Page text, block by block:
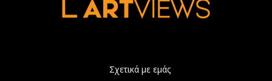
Σχετικά με εμάς